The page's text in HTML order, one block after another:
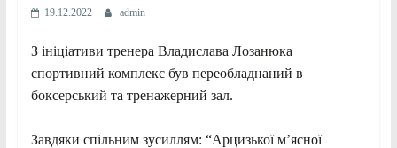
19.12.2022 admin
З ініціативи тренера Владислава Лозанюка
спортивний комплекс був переобладнаний в
боксерський та тренажерний зал.
Завдяки спільним зусиллям: “Арцизької м’ясної